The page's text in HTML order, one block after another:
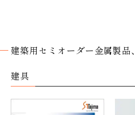
建築用セミオーダー金属製品、
建具